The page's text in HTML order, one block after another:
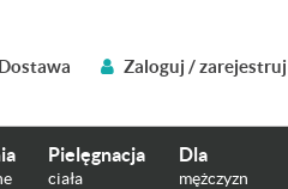
Zaloguj / zarejestruj
Pielęgnacja
ciała
Dla
mężczyzn